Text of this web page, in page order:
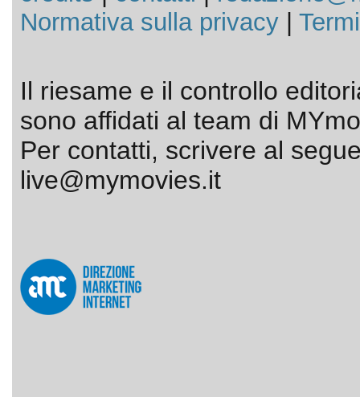
Normativa sulla privacy|
Il riesame e il controllo
sono affidati al team di
Per contatti, scrivere al
live@mymovies.it